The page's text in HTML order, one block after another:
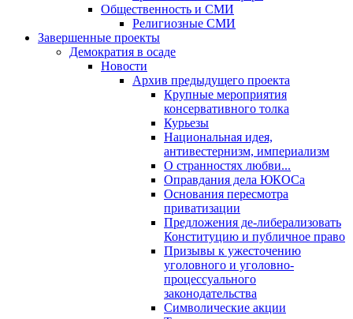
Общественность и СМИ
Религиозные СМИ
Завершенные проекты
Демократия в осаде
Новости
Архив предыдущего проекта
Крупные мероприятия
консервативного толка
Курьезы
Национальная идея,
антивестернизм, империализм
О странностях любви...
Оправдания дела ЮКОСа
Основания пересмотра
приватизации
Предложения де-либерализовать
Конституцию и публичное право
Призывы к ужесточению
уголовного и уголовно-
процессуального
законодательства
Символические акции